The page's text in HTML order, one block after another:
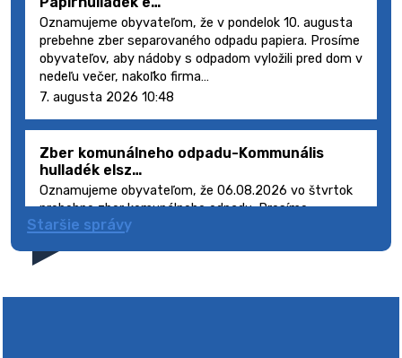
Oznamujeme obyvateľom, že v pondelok 10. augusta
prebehne zber separovaného odpadu papiera. Prosíme
obyvateľov, aby nádoby s odpadom vyložili pred dom v
nedeľu večer, nakoľko firma…
7. augusta 2026 10:48
Zber komunálneho odpadu-Kommunális
hulladék elsz…
Oznamujeme obyvateľom, že 06.08.2026 vo štvrtok
prebehne zber komunálneho odpadu. Prosíme
obyvateľov, aby smetné nádoby s odpadom vyložili
5. augusta 2026 08:41
Staršie správy